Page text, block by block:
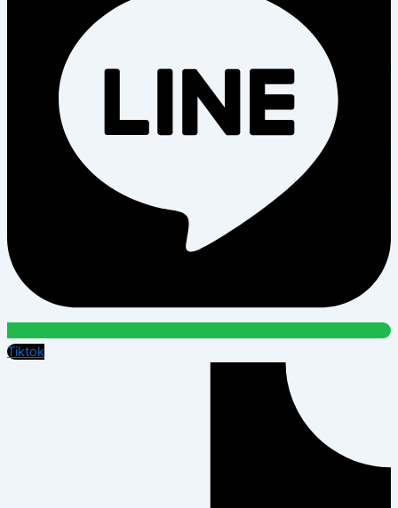
Tiktok